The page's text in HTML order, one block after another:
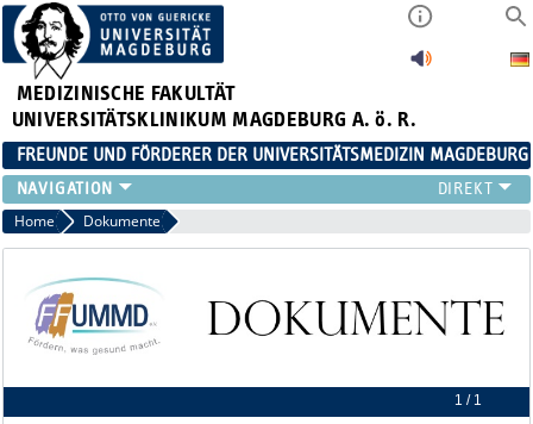
MEDIZINISCHE FAKULTÄT
UNIVERSITÄTSKLINIKUM MAGDEBURG A. ö. R.
FREUNDE UND FÖRDERER DER UNIVERSITÄTSMEDIZIN MAGDEBURG
ÜBER UNS
AKTUELLES
VEREINSZIELE
DOKUMENTE
VORSTAND
Home Dokumente
1 / 1